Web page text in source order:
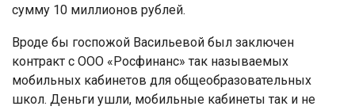
сумму 10 миллионов рублей.
Вроде бы госпожой Васильевой был заключен
контракт с ООО «Росфинанс» так называемых
мобильных кабинетов для общеобразовательных
школ. Деньги ушли, мобильные кабинеты так и не